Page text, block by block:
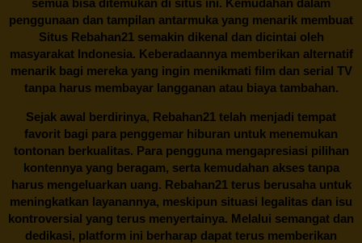
penggunaan dan tampilan antarmuka yang menarik membuat
Situs Rebahan21semakin dikenal dan dicintai oleh
masyarakat Indonesia. Keberadaannya memberikan alternatif
menarik bagi mereka yang ingin menikmati film dan serial TV
tanpa harus membayar langganan atau biaya tambahan.
Sejak awal berdirinya, Rebahan21 telah menjadi tempat
favorit bagi para penggemar hiburan untuk menemukan
tontonan berkualitas. Para pengguna mengapresiasi pilihan
kontennya yang beragam, serta kemudahan akses tanpa
harus mengeluarkan uang. Rebahan21terus berusaha untuk
meningkatkan layanannya, meskipun situasi legalitas dan isu
kontroversial yang terus menyertainya. Melalui semangat dan
dedikasi, platform ini berharap dapat terus memberikan